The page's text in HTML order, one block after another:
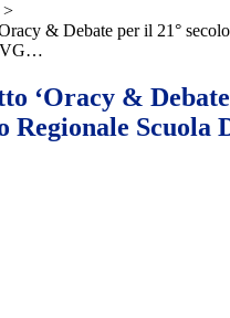
>
& Debate per il 21°
‘Oracy &
Regionale